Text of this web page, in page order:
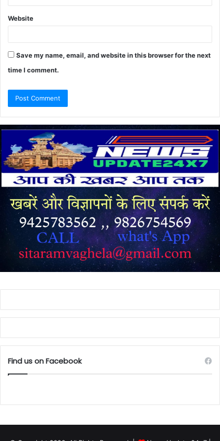
Website
Save my name, email, and website in this browser for the next
time I comment.
Find us on Facebook